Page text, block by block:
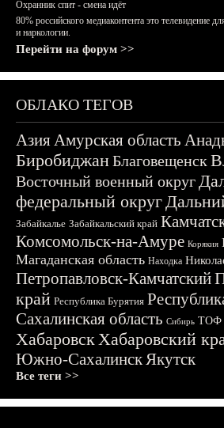
Охранник спит - смена идёт
80% российского медиаконтента это телевидение
и наркологии.
Перейти на форум >>
ОБЛАКО ТЕГОВ
АзияАмурская область
БиробиджанБлаговещенск
Восточный военный округ
федеральный округ
Забайкалье Забайкальский край
Комсомольск-на-Амуре Корякия
Магаданская область Находка
Петропавловск-Камчатский
край Республика Бурятия
Сахалинская область Сибирь ТОФ
ХабаровскХабаровский
Южно-СахалинскЯкутск
Все теги >>